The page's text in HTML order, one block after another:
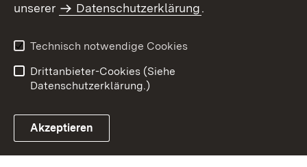
Benutzungshinweise
Erklärung zur
unserer
Datenschutzerklärung.
Technisch notwendige Cookies
Drittanbieter-Cookies (Siehe
Datenschutzerklärung.)
Akzeptieren